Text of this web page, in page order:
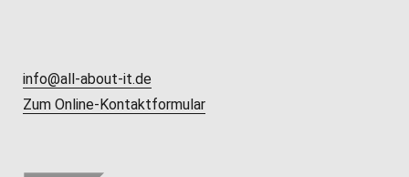
info@all-about-it.de
Zum Online-Kontaktformular